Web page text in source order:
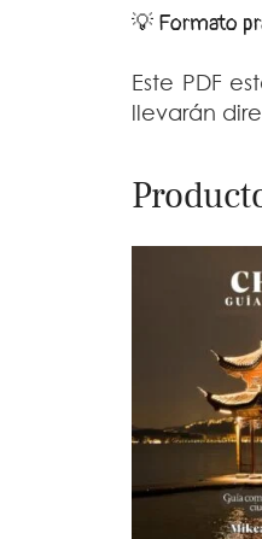
💡 Formato
Este PDF
llevarán